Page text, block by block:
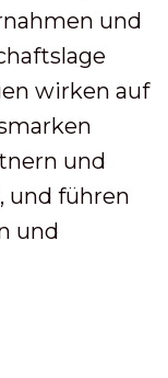
und
wirken auf
und
und führen
und